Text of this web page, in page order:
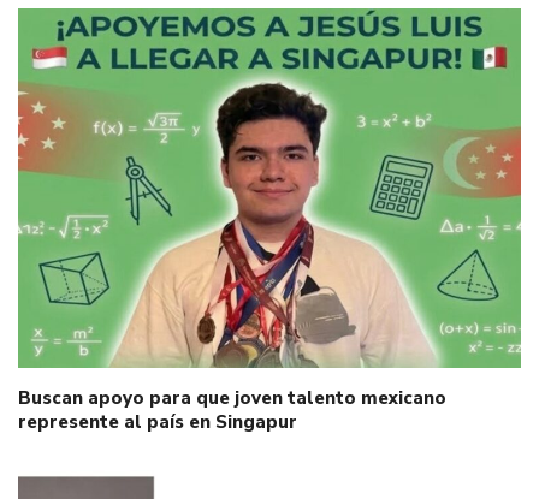
Buscan apoyo para que joven talento mexicano
represente al país en Singapur